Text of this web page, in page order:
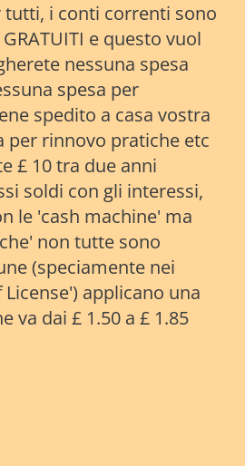
tutti, i conti correnti sono
e questo vuol
nessuna spesa
spesa per
spedito a casa vostra
per rinnovo pratiche etc
£ 10 tra due anni
soldi con gli interessi,
le 'cash machine' ma
non tutte sono
(speciamente nei
applicano una
va dai £ 1.50 a £ 1.85